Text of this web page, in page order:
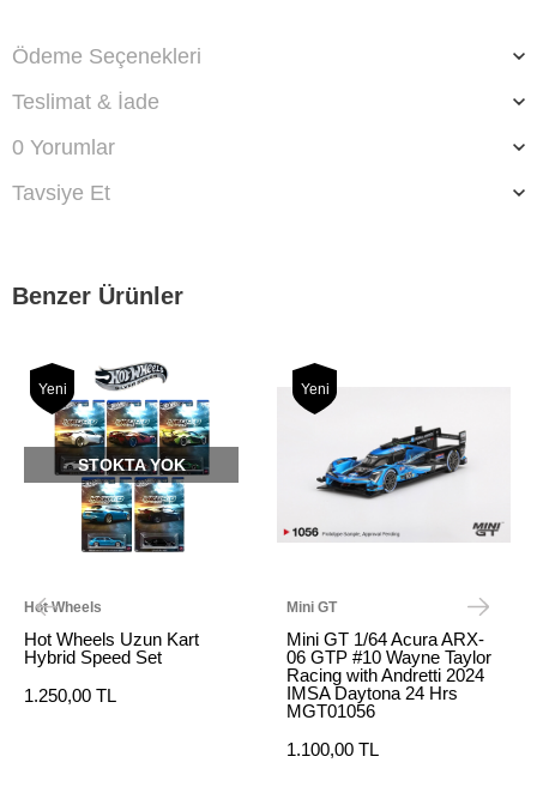
Ödeme Seçenekleri
Teslimat & İade
0 Yorumlar
Tavsiye Et
Benzer Ürünler
Yeni
STOKTA YOK
Hot Wheels
Hot Wheels Uzun Kart
Hybrid Speed Set
1.250,00 TL
Yeni
Mini GT
Mini GT 1/64 Acura ARX-
06 GTP #10 Wayne Taylor
Racing with Andretti 2024
IMSA Daytona 24 Hrs
MGT01056
1.100,00 TL